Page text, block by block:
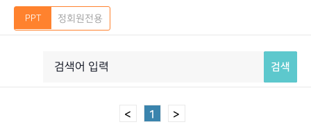
정회원전용
검색
< 1 >